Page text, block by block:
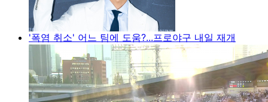
'폭염 취소' 어느 팀에 도움?...프로야구 내일 재개